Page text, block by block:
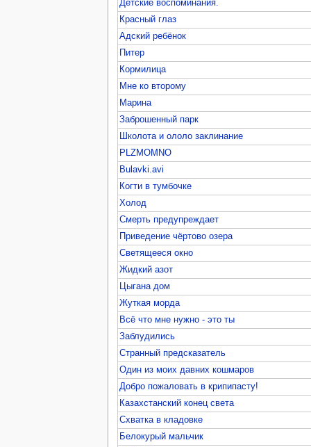
Детские воспоминания.
Красный глаз
Адский ребёнок
Питер
Кормилица
Мне ко второму
Марина
Заброшенный парк
Школота и ололо заклинание
PLZMOMNO
Bulavki.avi
Когти в тумбочке
Холод
Смерть предупреждает
Приведение чёртово озера
Светящееся окно
Жидкий азот
Цыгана дом
Жуткая морда
Всё что мне нужно - это ты
Заблудились
Странный предсказатель
Один из моих давних кошмаров
Добро пожаловать в крипипасту!
Казахстанский конец света
Схватка в кладовке
Белокурый мальчик